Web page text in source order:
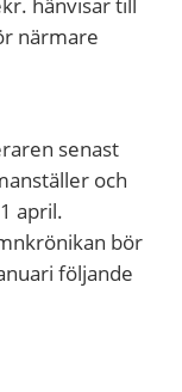
närmare
senast
och
april.
bör
följande